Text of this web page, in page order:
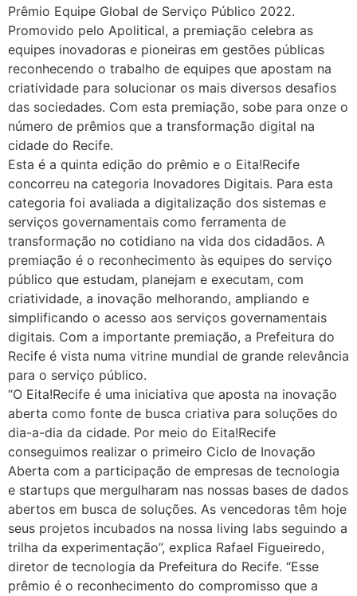
Prêmio Equipe Global de Serviço Público 2022.
Promovido pelo Apolitical, a premiação celebra as
equipes inovadoras e pioneiras em gestões públicas
reconhecendo o trabalho de equipes que apostam na
criatividade para solucionar os mais diversos desafios
das sociedades. Com esta premiação, sobe para onze o
número de prêmios que a transformação digital na
cidade do Recife.
Esta é a quinta edição do prêmio e o Eita!Recife
concorreu na categoria Inovadores Digitais. Para esta
categoria foi avaliada a digitalização dos sistemas e
serviços governamentais como ferramenta de
transformação no cotidiano na vida dos cidadãos. A
premiação é o reconhecimento às equipes do serviço
público que estudam, planejam e executam, com
criatividade, a inovação melhorando, ampliando e
simplificando o acesso aos serviços governamentais
digitais. Com a importante premiação, a Prefeitura do
Recife é vista numa vitrine mundial de grande relevância
para o serviço público.
“O Eita!Recife é uma iniciativa que aposta na inovação
aberta como fonte de busca criativa para soluções do
dia-a-dia da cidade. Por meio do Eita!Recife
conseguimos realizar o primeiro Ciclo de Inovação
Aberta com a participação de empresas de tecnologia
e startups que mergulharam nas nossas bases de dados
abertos em busca de soluções. As vencedoras têm hoje
seus projetos incubados na nossa living labs seguindo a
trilha da experimentação”, explica Rafael Figueiredo,
diretor de tecnologia da Prefeitura do Recife. “Esse
prêmio é o reconhecimento do compromisso que a